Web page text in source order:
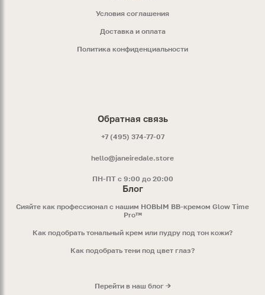
Условия соглашения
Доставка и оплата
Политика конфиденциальности
Обратная связь
+7 (495) 374-77-07
hello@janeiredale.store
ПН-ПТ с 9:00 до 20:00
Блог
Сияйте как профессионал с нашим НОВЫМ ВВ-кремом Glow Time
Pro™
Как подобрать тональный крем или пудру под тон кожи?
Как подобрать тени под цвет глаз?
Перейти в наш блог →